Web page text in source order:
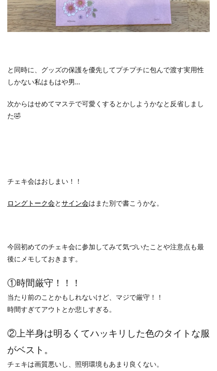
と同時に、グッズの保護を優先してプチプチに包んで渡す実用性
しかない私はもはや男…
次からはせめてマステで可愛くするとかしようかなと反省しまし
た🤣
チェキ会はおしまい！！
ロングトーク会とサイン会はまた別で書こうかな。
今回初めてのチェキ会に参加してみて気づいたことや注意点も最
後にメモしておきます。
①時間厳守！！！
当たり前のことかもしれないけど、マジで厳守！！
時間すぎてアウトとか悲しすぎる。
②上半身は明るくてハッキリした色のタイトな服
がベスト。
チェキは画質悪いし、照明環境もあまり良くない。